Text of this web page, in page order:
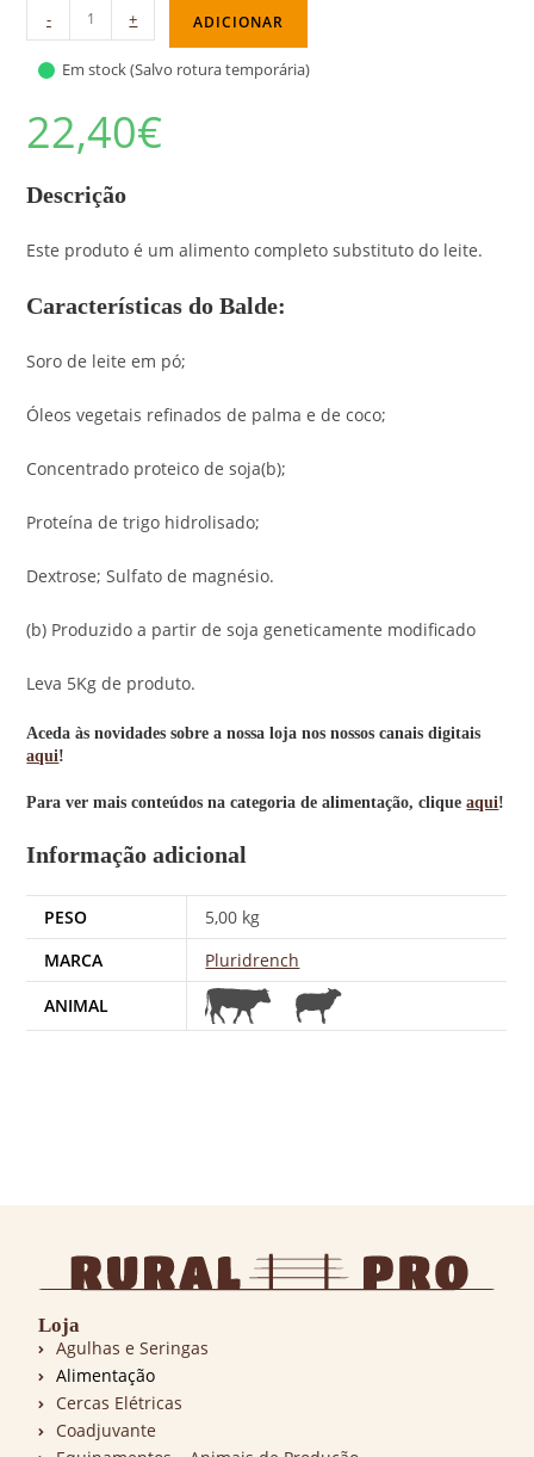
- + ADICIONAR
Em stock (Salvo rotura temporária)
22,40€
Descrição
Este produto é um alimento completo substituto do leite.
Características do Balde:
Soro de leite em pó;
Óleos vegetais refinados de palma e de coco;
Concentrado proteico de soja(b);
Proteína de trigo hidrolisado;
Dextrose; Sulfato de magnésio.
(b) Produzido a partir de soja geneticamente modificado
Leva 5Kg de produto.
Aceda às novidades sobre a nossa loja nos nossos canais digitais
aqui!
Para ver mais conteúdos na categoria de alimentação, cliqueaqui!
Informação adicional
PESO
5,00 kg
MARCA
Pluridrench
ANIMAL
Loja
Agulhas e Seringas
Alimentação
Cercas Elétricas
Coadjuvante